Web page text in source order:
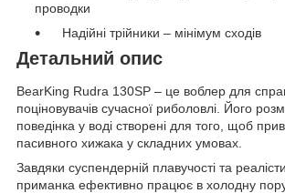
проводки
Надійні трійники – мінімум сходів
Детальний опис
BearKing Rudra 130SP – це воблер для
поціновувачів сучасної риболовлі. Його
поведінка у воді створені для того, щоб
пасивного хижака у складних умовах.
Завдяки суспендерній плавучості та
приманка ефективно працює в холодну